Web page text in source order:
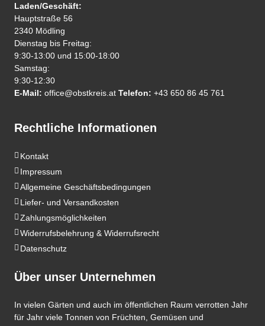
Laden/Geschäft:
Hauptstraße 56
2340 Mödling
Dienstag bis Freitag:
9:30-13:00 und 15:00-18:00
Samstag:
9:30-12:30
E-Mail: office@obstkreis.at Telefon: +43 650 86 45 761
Rechtliche Informationen
Kontakt
Impressum
Allgemeine Geschäftsbedingungen
Liefer- und Versandkosten
Zahlungsmöglichkeiten
Widerrufsbelehrung & Widerrufsrecht
Datenschutz
Über unser Unternehmen
In vielen Gärten und auch im öffentlichen Raum verrotten Jahr
für Jahr viele Tonnen von Früchten, Gemüsen und